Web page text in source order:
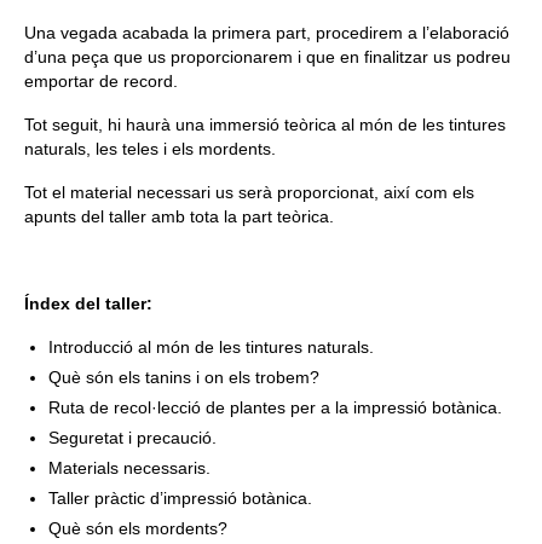
Una vegada acabada la primera part, procedirem a l’elaboració
d’una peça que us proporcionarem i que en finalitzar us podreu
emportar de record.
Tot seguit, hi haurà una immersió teòrica al món de les tintures
naturals, les teles i els mordents.
Tot el material necessari us serà proporcionat, així com els
apunts del taller amb tota la part teòrica.
Índex del taller:
Introducció al món de les tintures naturals.
Què són els tanins i on els trobem?
Ruta de recol·lecció de plantes per a la impressió botànica.
Seguretat i precaució.
Materials necessaris.
Taller pràctic d’impressió botànica.
Què són els mordents?